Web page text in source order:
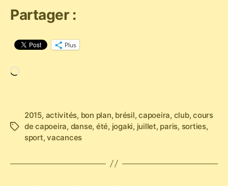
Partager :
Plus
Étiquettes
2015, activités, bon plan, brésil,capoeira, club,cours
de capoeira, danse, été, jogaki, juillet, paris, sorties,
sport,vacances